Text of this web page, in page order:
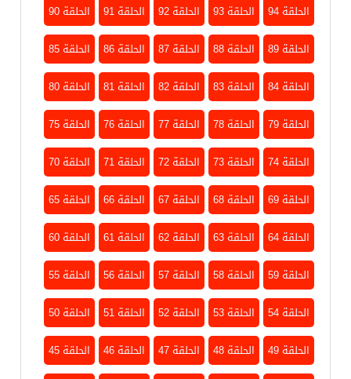
الحلقة 94
الحلقة 93 الحلقة 92 الحلقة 91
الحلقة 90
الحلقة 89
الحلقة 88 الحلقة 87 الحلقة 86
الحلقة 85
الحلقة 84
الحلقة 83 الحلقة 82 الحلقة 81
الحلقة 80
الحلقة 79
الحلقة 78 الحلقة 77 الحلقة 76
الحلقة 75
الحلقة 74
الحلقة 73 الحلقة 72 الحلقة 71
الحلقة 70
الحلقة 69
الحلقة 68 الحلقة 67 الحلقة 66
الحلقة 65
الحلقة 64
الحلقة 63 الحلقة 62 الحلقة 61
الحلقة 60
الحلقة 59
الحلقة 58 الحلقة 57 الحلقة 56
الحلقة 55
الحلقة 54
الحلقة 53 الحلقة 52 الحلقة 51
الحلقة 50
الحلقة 49
الحلقة 48 الحلقة 47 الحلقة 46
الحلقة 45